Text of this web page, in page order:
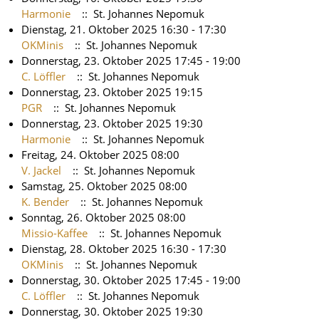
Harmonie
:: St. Johannes Nepomuk
Dienstag, 21. Oktober 2025 16:30 - 17:30
OKMinis
:: St. Johannes Nepomuk
Donnerstag, 23. Oktober 2025 17:45 - 19:00
C. Löffler
:: St. Johannes Nepomuk
Donnerstag, 23. Oktober 2025 19:15
PGR
:: St. Johannes Nepomuk
Donnerstag, 23. Oktober 2025 19:30
Harmonie
:: St. Johannes Nepomuk
Freitag, 24. Oktober 2025 08:00
V. Jackel
:: St. Johannes Nepomuk
Samstag, 25. Oktober 2025 08:00
K. Bender
:: St. Johannes Nepomuk
Sonntag, 26. Oktober 2025 08:00
Missio-Kaffee
:: St. Johannes Nepomuk
Dienstag, 28. Oktober 2025 16:30 - 17:30
OKMinis
:: St. Johannes Nepomuk
Donnerstag, 30. Oktober 2025 17:45 - 19:00
C. Löffler
:: St. Johannes Nepomuk
Donnerstag, 30. Oktober 2025 19:30